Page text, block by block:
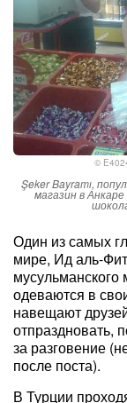
©
Şeker Bayramı,
магазин в
Один из самых
мире, Ид аль-
одеваются в
навещают
отпраздновать,
за разговение
после поста).
В Турции